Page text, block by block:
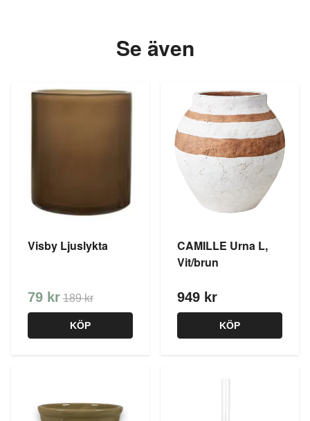
Se även
Visby Ljuslykta
79 kr 189 kr
KÖP
CAMILLE Urna L,
Vit/brun
949 kr
KÖP